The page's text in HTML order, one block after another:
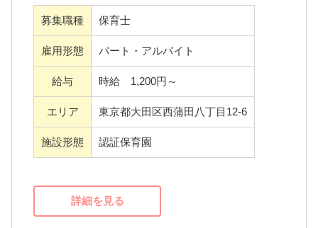
【保育方針】
子どもが安心して楽しく過ごすことができる
場所を目指しています。専門職として保育士
が生き生きとやりがいを持って楽しく仕事が
でき、子どもと接することができる環境を整
備しなければならないと感じました。そのた
めに専門職として専門性を伸ばすための研修
長していくことができる保育園を目指してい
ます。
す！
残業も極力少なくし、長く働けるよう職員同
士工夫をしています。
びやスキルアップをしたい方もしっかりサポ
ートしています。
わたしたちヒューマングループは、教育を基
点に人と社会の成長を支える事業を1985年よ
募集職種 保育士
雇用形態 パート・アルバイト
給与 時給 1,200円～
エリア 東京都大田区西蒲田八丁目12-6
施設形態 認証保育園
詳細を見る